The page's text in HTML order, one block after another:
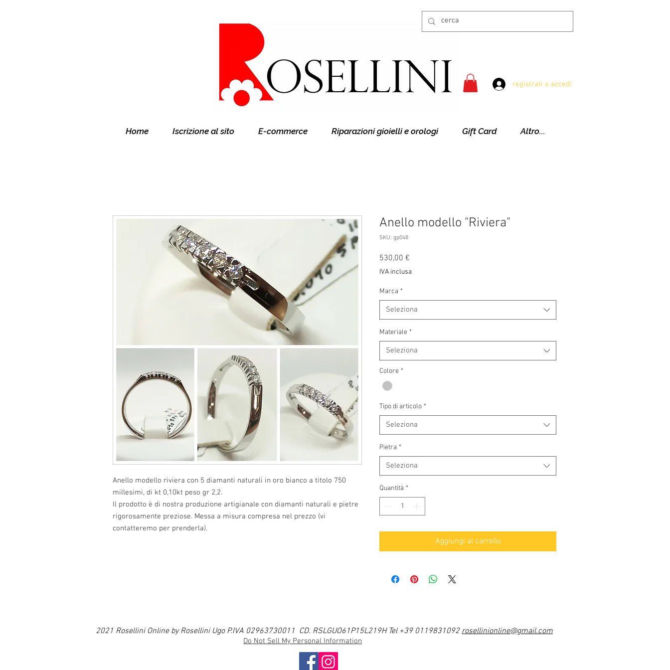
Gioielleria Rosellini
Rosellini online
registrati o accedi
Home Iscrizione al sito E-commerce Riparazioni gioielli e orologi Gift Card Altro...
Anello modello riviera con 5 diamanti naturali in oro bianco a titolo 750
millesimi, di kt 0,10kt peso gr 2,2.
Il prodotto è di nostra produzione artigianale con diamanti naturali e pietre
rigorosamente preziose. Messa a misura compresa nel prezzo (vi
contatteremo per prenderla).
Anello modello "Riviera"
SKU: gp048
530,00 €
IVA inclusa
Marca *
Seleziona
Materiale *
Seleziona
Colore *
Tipo di articolo *
Seleziona
Pietra *
Seleziona
Quantità *
Aggiungi al carrello
2021 Rosellini Online by Rosellini Ugo P.IVA 02963730011 CD. RSLGUO61P15L219H Tel +39 0119831092rosellinionline@gmail.com
Do Not Sell My Personal Information